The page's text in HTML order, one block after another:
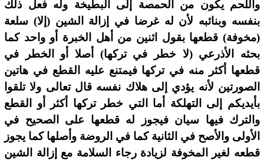
واللحم يكون من الحمصة إلى البطيخة وله فعل ذلك
بنفسه وبنائبه لأن له غرضا في إزالة الشين (إلا) سلعة
(مخوفة) قطعها بقول اثنين من أهل الخبرة أو واحد كما
بحثه الأذرعي (لا خطر في تركها) أصلا أو الخطر في
قطعها أكثر منه في تركها فيمتنع عليه القطع في هاتين
الصورتين لأنه يؤدي إلى هلاك نفسه قال تعالى ولا تلقوا
بأيديكم إلى التهلكة أما التي خطر تركها أكثر أو القطع
والترك فيها سيان فيجوز له قطعها على الصحيح في
الأولى والأصح في الثانية كما في الروضة وأصلها كما يجوز
قطعه لغير المخوفة لزيادة رجاء السلامة مع إزالة الشين